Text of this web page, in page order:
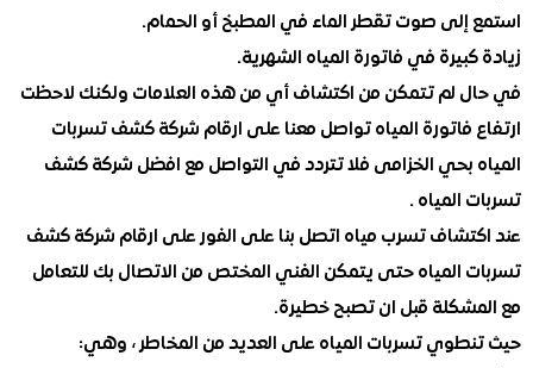
صوت تقطر الماء في المطبخ أو الحمام.
في فاتورة المياه الشهرية.
لم تتمكن من اكتشاف أي من هذه العلامات ولكنك لاحظت
فاتورة المياه تواصل معنا على ارقام شركة كشف تسربات
بحي الخزامى فلا تتردد في التواصل مع افضل شركة كشف
المياه .
تسرب مياه اتصل بنا على الفور على ارقام شركة كشف
المياه حتى يتمكن الفني المختص من الاتصال بك للتعامل
قبل ان تصبح خطيرة.
تسربات المياه على العديد من المخاطر ، وهي: